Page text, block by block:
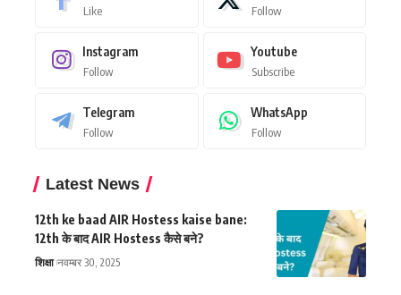
Like Follow
Instagram
Follow
Youtube
Subscribe
Telegram
Follow
WhatsApp
Follow
Latest News
12th ke baad AIR Hostess kaise bane:
12th के बाद AIR Hostess कैसे बने?
शिक्षा नवम्बर 30, 2025